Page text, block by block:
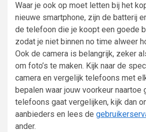
Waar je ook op moet letten bij het
nieuwe smartphone, zijn de batterij
de telefoon die je koopt een goede
zodat je niet binnen no time alweer
Ook de camera is belangrijk, zeker
om foto’s te maken. Kijk naar de
camera en vergelijk telefoons met
bepalen waar jouw voorkeur naartoe
telefoons gaat vergelijken, kijk dan
aanbieders en lees de
ander.